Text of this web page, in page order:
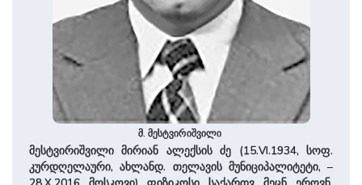
მ. მესტვირიშვილი
მესტვირიშვილი მირიან ალექსის ძე (15.VI.1934, სოფ.
კურდღელაური, ახლანდ. თელავის მუნიციპალიტეტი, ­–